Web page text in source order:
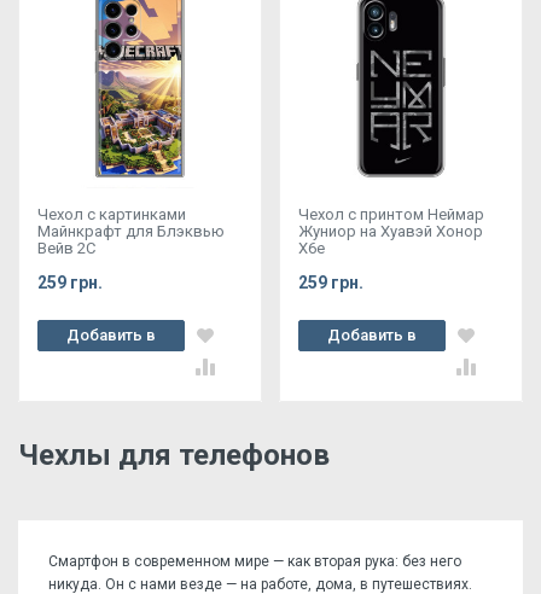
Чехол с картинками
Майнкрафт для Блэквью
Вейв 2С
259 грн.
Добавить в
корзину
Чехол с принтом Неймар
Жуниор на Хуавэй Хонор
Х6е
259 грн.
Добавить в
корзину
Чехлы для телефонов
Смартфон в современном мире — как вторая рука: без него
никуда. Он с нами везде — на работе, дома, в путешествиях.